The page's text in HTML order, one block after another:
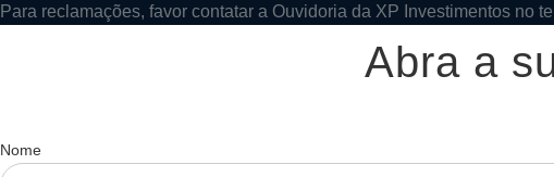
Para reclamações, favor contatar a Ouvidoria da XP Investimentos no
Abra a
Nome